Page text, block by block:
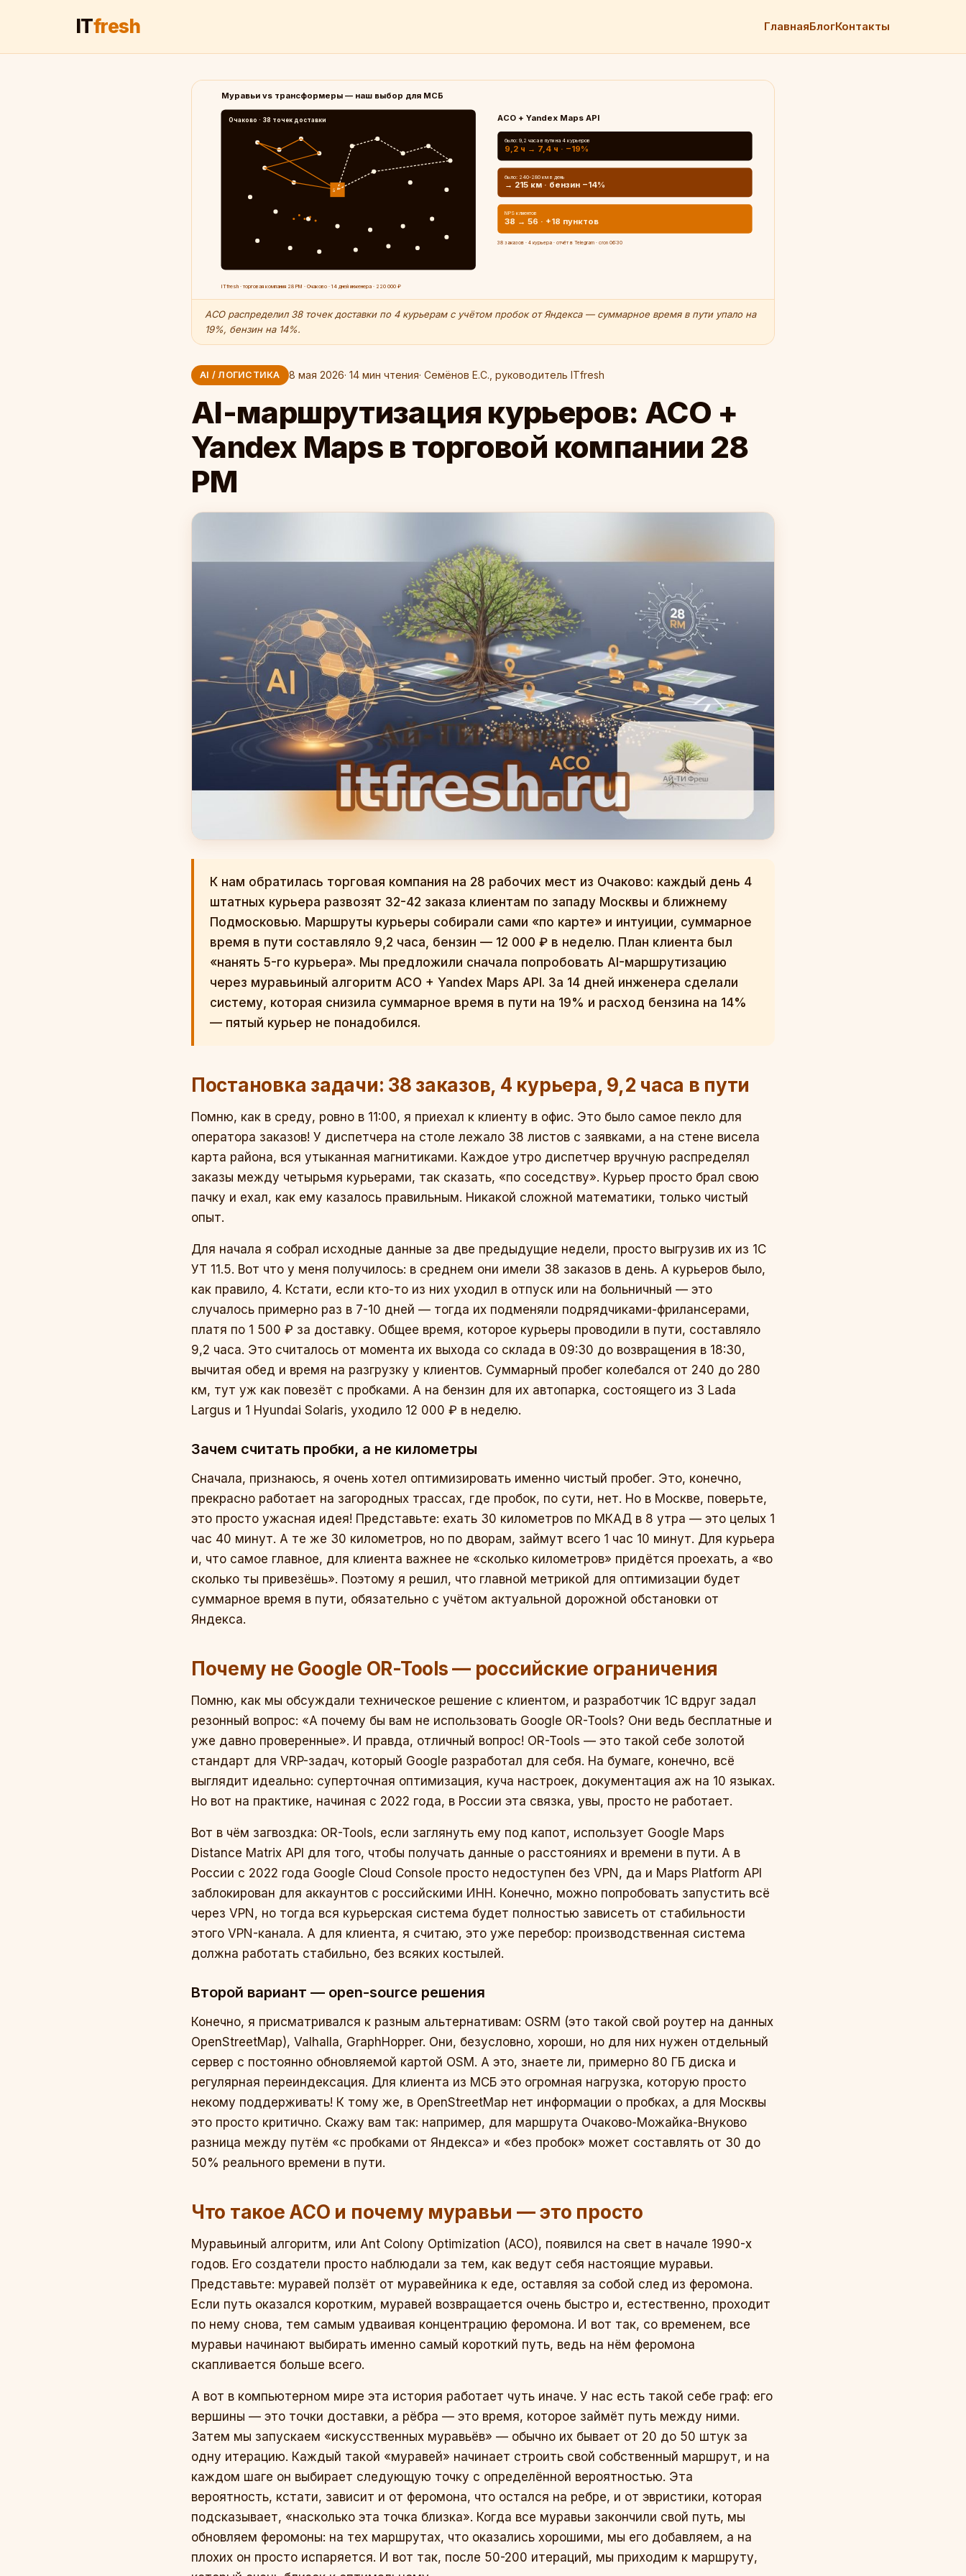
ITfresh ГлавнаяБлогКонтакты
Очаково · 38 точек доставки
S
ACO + Yandex Maps API
было: 9,2 часа в пути на 4 курьеров
9,2 ч → 7,4 ч · −19%
было: 240-280 км в день
→ 215 км · бензин −14%
NPS клиентов
38 → 56 · +18 пунктов
38 заказов · 4 курьера · отчёт в Telegram · cron 06:30
Муравьи vs трансформеры — наш выбор для МСБ
ITfresh · торговая компания 28 РМ · Очаково · 14 дней инженера · 220 000 ₽
ACO распределил 38 точек доставки по 4 курьерам с учётом пробок от Яндекса — суммарное время в пути упало на
19%, бензин на 14%.
AI / ЛОГИСТИКА 8 мая 2026· 14 мин чтения· Семёнов Е.С., руководитель ITfresh
AI-маршрутизация курьеров: ACO +
Yandex Maps в торговой компании 28
РМ
К нам обратилась торговая компания на 28 рабочих мест из Очаково: каждый день 4
штатных курьера развозят 32-42 заказа клиентам по западу Москвы и ближнему
Подмосковью. Маршруты курьеры собирали сами «по карте» и интуиции, суммарное
время в пути составляло 9,2 часа, бензин — 12 000 ₽ в неделю. План клиента был
«нанять 5-го курьера». Мы предложили сначала попробовать AI-маршрутизацию
через муравьиный алгоритм ACO + Yandex Maps API. За 14 дней инженера сделали
систему, которая снизила суммарное время в пути на 19% и расход бензина на 14%
— пятый курьер не понадобился.
Постановка задачи: 38 заказов, 4 курьера, 9,2 часа в пути
Помню, как в среду, ровно в 11:00, я приехал к клиенту в офис. Это было самое пекло для
оператора заказов! У диспетчера на столе лежало 38 листов с заявками, а на стене висела
карта района, вся утыканная магнитиками. Каждое утро диспетчер вручную распределял
заказы между четырьмя курьерами, так сказать, «по соседству». Курьер просто брал свою
пачку и ехал, как ему казалось правильным. Никакой сложной математики, только чистый
опыт.
Для начала я собрал исходные данные за две предыдущие недели, просто выгрузив их из 1С
УТ 11.5. Вот что у меня получилось: в среднем они имели 38 заказов в день. А курьеров было,
как правило, 4. Кстати, если кто-то из них уходил в отпуск или на больничный — это
случалось примерно раз в 7-10 дней — тогда их подменяли подрядчиками-фрилансерами,
платя по 1 500 ₽ за доставку. Общее время, которое курьеры проводили в пути, составляло
9,2 часа. Это считалось от момента их выхода со склада в 09:30 до возвращения в 18:30,
вычитая обед и время на разгрузку у клиентов. Суммарный пробег колебался от 240 до 280
км, тут уж как повезёт с пробками. А на бензин для их автопарка, состоящего из 3 Lada
Largus и 1 Hyundai Solaris, уходило 12 000 ₽ в неделю.
Зачем считать пробки, а не километры
Сначала, признаюсь, я очень хотел оптимизировать именно чистый пробег. Это, конечно,
прекрасно работает на загородных трассах, где пробок, по сути, нет. Но в Москве, поверьте,
это просто ужасная идея! Представьте: ехать 30 километров по МКАД в 8 утра — это целых 1
час 40 минут. А те же 30 километров, но по дворам, займут всего 1 час 10 минут. Для курьера
и, что самое главное, для клиента важнее не «сколько километров» придётся проехать, а «во
сколько ты привезёшь». Поэтому я решил, что главной метрикой для оптимизации будет
суммарное время в пути, обязательно с учётом актуальной дорожной обстановки от
Яндекса.
Почему не Google OR-Tools — российские ограничения
Помню, как мы обсуждали техническое решение с клиентом, и разработчик 1С вдруг задал
резонный вопрос: «А почему бы вам не использовать Google OR-Tools? Они ведь бесплатные и
уже давно проверенные». И правда, отличный вопрос! OR-Tools — это такой себе золотой
стандарт для VRP-задач, который Google разработал для себя. На бумаге, конечно, всё
выглядит идеально: суперточная оптимизация, куча настроек, документация аж на 10 языках.
Но вот на практике, начиная с 2022 года, в России эта связка, увы, просто не работает.
Вот в чём загвоздка: OR-Tools, если заглянуть ему под капот, использует Google Maps
Distance Matrix API для того, чтобы получать данные о расстояниях и времени в пути. А в
России с 2022 года Google Cloud Console просто недоступен без VPN, да и Maps Platform API
заблокирован для аккаунтов с российскими ИНН. Конечно, можно попробовать запустить всё
через VPN, но тогда вся курьерская система будет полностью зависеть от стабильности
этого VPN-канала. А для клиента, я считаю, это уже перебор: производственная система
должна работать стабильно, без всяких костылей.
Второй вариант — open-source решения
Конечно, я присматривался к разным альтернативам: OSRM (это такой свой роутер на данных
OpenStreetMap), Valhalla, GraphHopper. Они, безусловно, хороши, но для них нужен отдельный
сервер с постоянно обновляемой картой OSM. А это, знаете ли, примерно 80 ГБ диска и
регулярная переиндексация. Для клиента из МСБ это огромная нагрузка, которую просто
некому поддерживать! К тому же, в OpenStreetMap нет информации о пробках, а для Москвы
это просто критично. Скажу вам так: например, для маршрута Очаково-Можайка-Внуково
разница между путём «с пробками от Яндекса» и «без пробок» может составлять от 30 до
50% реального времени в пути.
Что такое ACO и почему муравьи — это просто
Муравьиный алгоритм, или Ant Colony Optimization (ACO), появился на свет в начале 1990-х
годов. Его создатели просто наблюдали за тем, как ведут себя настоящие муравьи.
Представьте: муравей ползёт от муравейника к еде, оставляя за собой след из феромона.
Если путь оказался коротким, муравей возвращается очень быстро и, естественно, проходит
по нему снова, тем самым удваивая концентрацию феромона. И вот так, со временем, все
муравьи начинают выбирать именно самый короткий путь, ведь на нём феромона
скапливается больше всего.
А вот в компьютерном мире эта история работает чуть иначе. У нас есть такой себе граф: его
вершины — это точки доставки, а рёбра — это время, которое займёт путь между ними.
Затем мы запускаем «искусственных муравьёв» — обычно их бывает от 20 до 50 штук за
одну итерацию. Каждый такой «муравей» начинает строить свой собственный маршрут, и на
каждом шаге он выбирает следующую точку с определённой вероятностью. Эта
вероятность, кстати, зависит и от феромона, что остался на ребре, и от эвристики, которая
подсказывает, «насколько эта точка близка». Когда все муравьи закончили свой путь, мы
обновляем феромоны: на тех маршрутах, что оказались хорошими, мы его добавляем, а на
плохих он просто испаряется. И вот так, после 50-200 итераций, мы приходим к маршруту,